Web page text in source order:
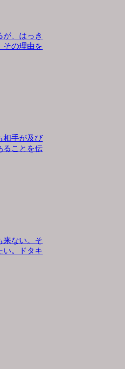
が、はっき
その理由を
相手が及び
ることを伝
来ない。そ
い。ドタキ